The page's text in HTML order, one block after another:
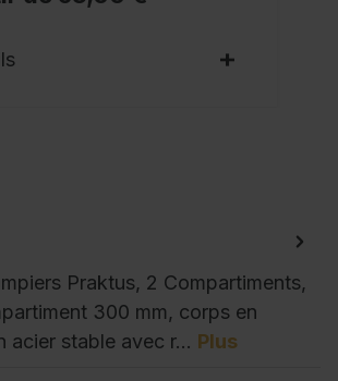
Praktus, 2 Compartiments,
300 mm, corps en
acier stable avec r… Plus